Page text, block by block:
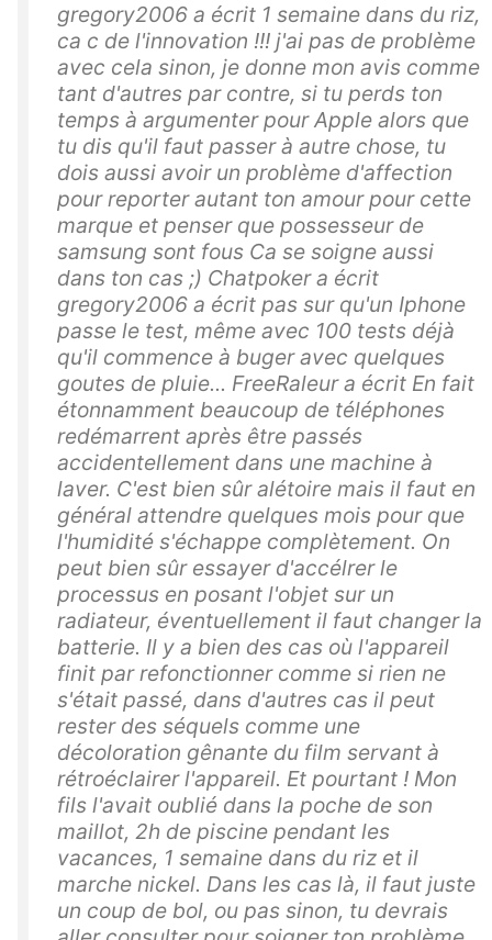
gregory2006 a écrit 1 semaine dans du riz,
ca c de l'innovation !!! j'ai pas de problème
avec cela sinon, je donne mon avis comme
tant d'autres par contre, si tu perds ton
temps à argumenter pour Apple alors que
tu dis qu'il faut passer à autre chose, tu
dois aussi avoir un problème d'affection
pour reporter autant ton amour pour cette
marque et penser que possesseur de
samsung sont fous Ca se soigne aussi
dans ton cas ;) Chatpoker a écrit
gregory2006 a écrit pas sur qu'un Iphone
passe le test, même avec 100 tests déjà
qu'il commence à buger avec quelques
goutes de pluie... FreeRaleur a écrit En fait
étonnamment beaucoup de téléphones
redémarrent après être passés
accidentellement dans une machine à
laver. C'est bien sûr alétoire mais il faut en
général attendre quelques mois pour que
l'humidité s'échappe complètement. On
peut bien sûr essayer d'accélrer le
processus en posant l'objet sur un
radiateur, éventuellement il faut changer la
batterie. Il y a bien des cas où l'appareil
finit par refonctionner comme si rien ne
s'était passé, dans d'autres cas il peut
rester des séquels comme une
décoloration gênante du film servant à
rétroéclairer l'appareil. Et pourtant ! Mon
fils l'avait oublié dans la poche de son
maillot, 2h de piscine pendant les
vacances, 1 semaine dans du riz et il
marche nickel. Dans les cas là, il faut juste
un coup de bol, ou pas sinon, tu devrais